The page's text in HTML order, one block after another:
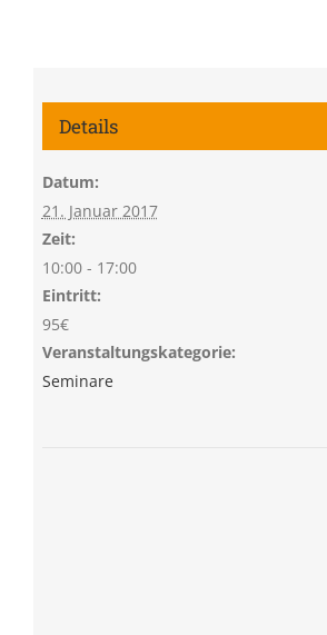
Details
Datum:
21. Januar 2017
Zeit:
10:00 - 17:00
Eintritt:
95€
Veranstaltungskategorie:
Seminare